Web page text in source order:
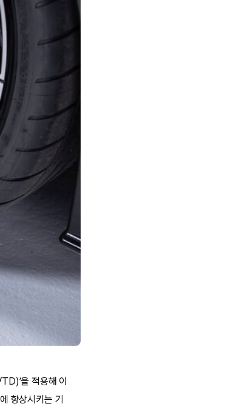
을 적용해 이
향상시키는 기